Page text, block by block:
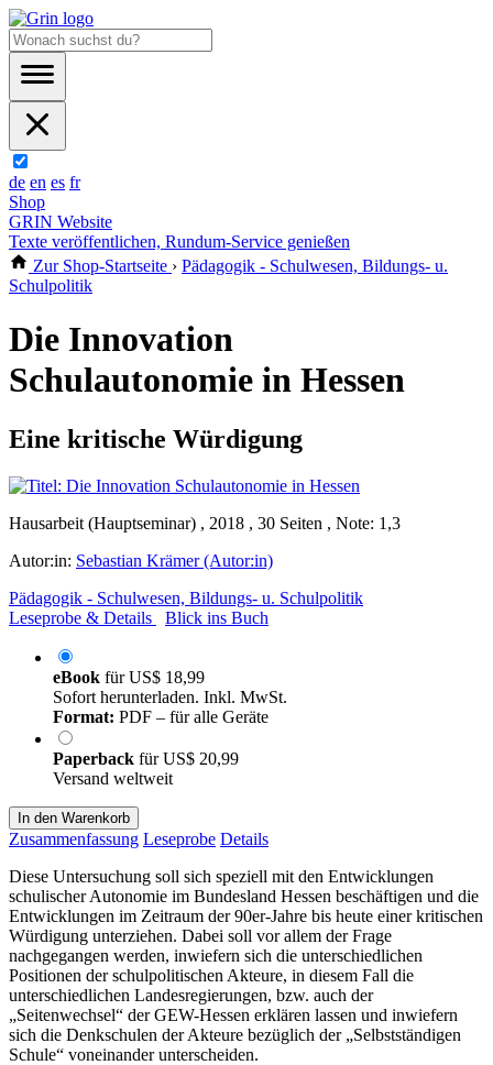
de en es fr
Shop
GRIN Website
Texte veröffentlichen, Rundum-Service genießen
Zur Shop-Startseite › Pädagogik - Schulwesen, Bildungs- u.
Schulpolitik
Die Innovation
Schulautonomie in Hessen
Eine kritische Würdigung
Hausarbeit (Hauptseminar) , 2018 , 30 Seiten , Note: 1,3
Autor:in: Sebastian Krämer (Autor:in)
Pädagogik - Schulwesen, Bildungs- u. Schulpolitik
Leseprobe & Details
Blick ins Buch
eBook fürUS$ 18,99
Sofort herunterladen. Inkl. MwSt.
Format: PDF – für alle Geräte
Paperback fürUS$ 20,99
Versand weltweit
In den Warenkorb
Zusammenfassung Leseprobe Details
Diese Untersuchung soll sich speziell mit den Entwicklungen
schulischer Autonomie im Bundesland Hessen beschäftigen und die
Entwicklungen im Zeitraum der 90er-Jahre bis heute einer kritischen
Würdigung unterziehen. Dabei soll vor allem der Frage
nachgegangen werden, inwiefern sich die unterschiedlichen
Positionen der schulpolitischen Akteure, in diesem Fall die
unterschiedlichen Landesregierungen, bzw. auch der
„Seitenwechsel“ der GEW-Hessen erklären lassen und inwiefern
sich die Denkschulen der Akteure bezüglich der „Selbstständigen
Schule“ voneinander unterscheiden.